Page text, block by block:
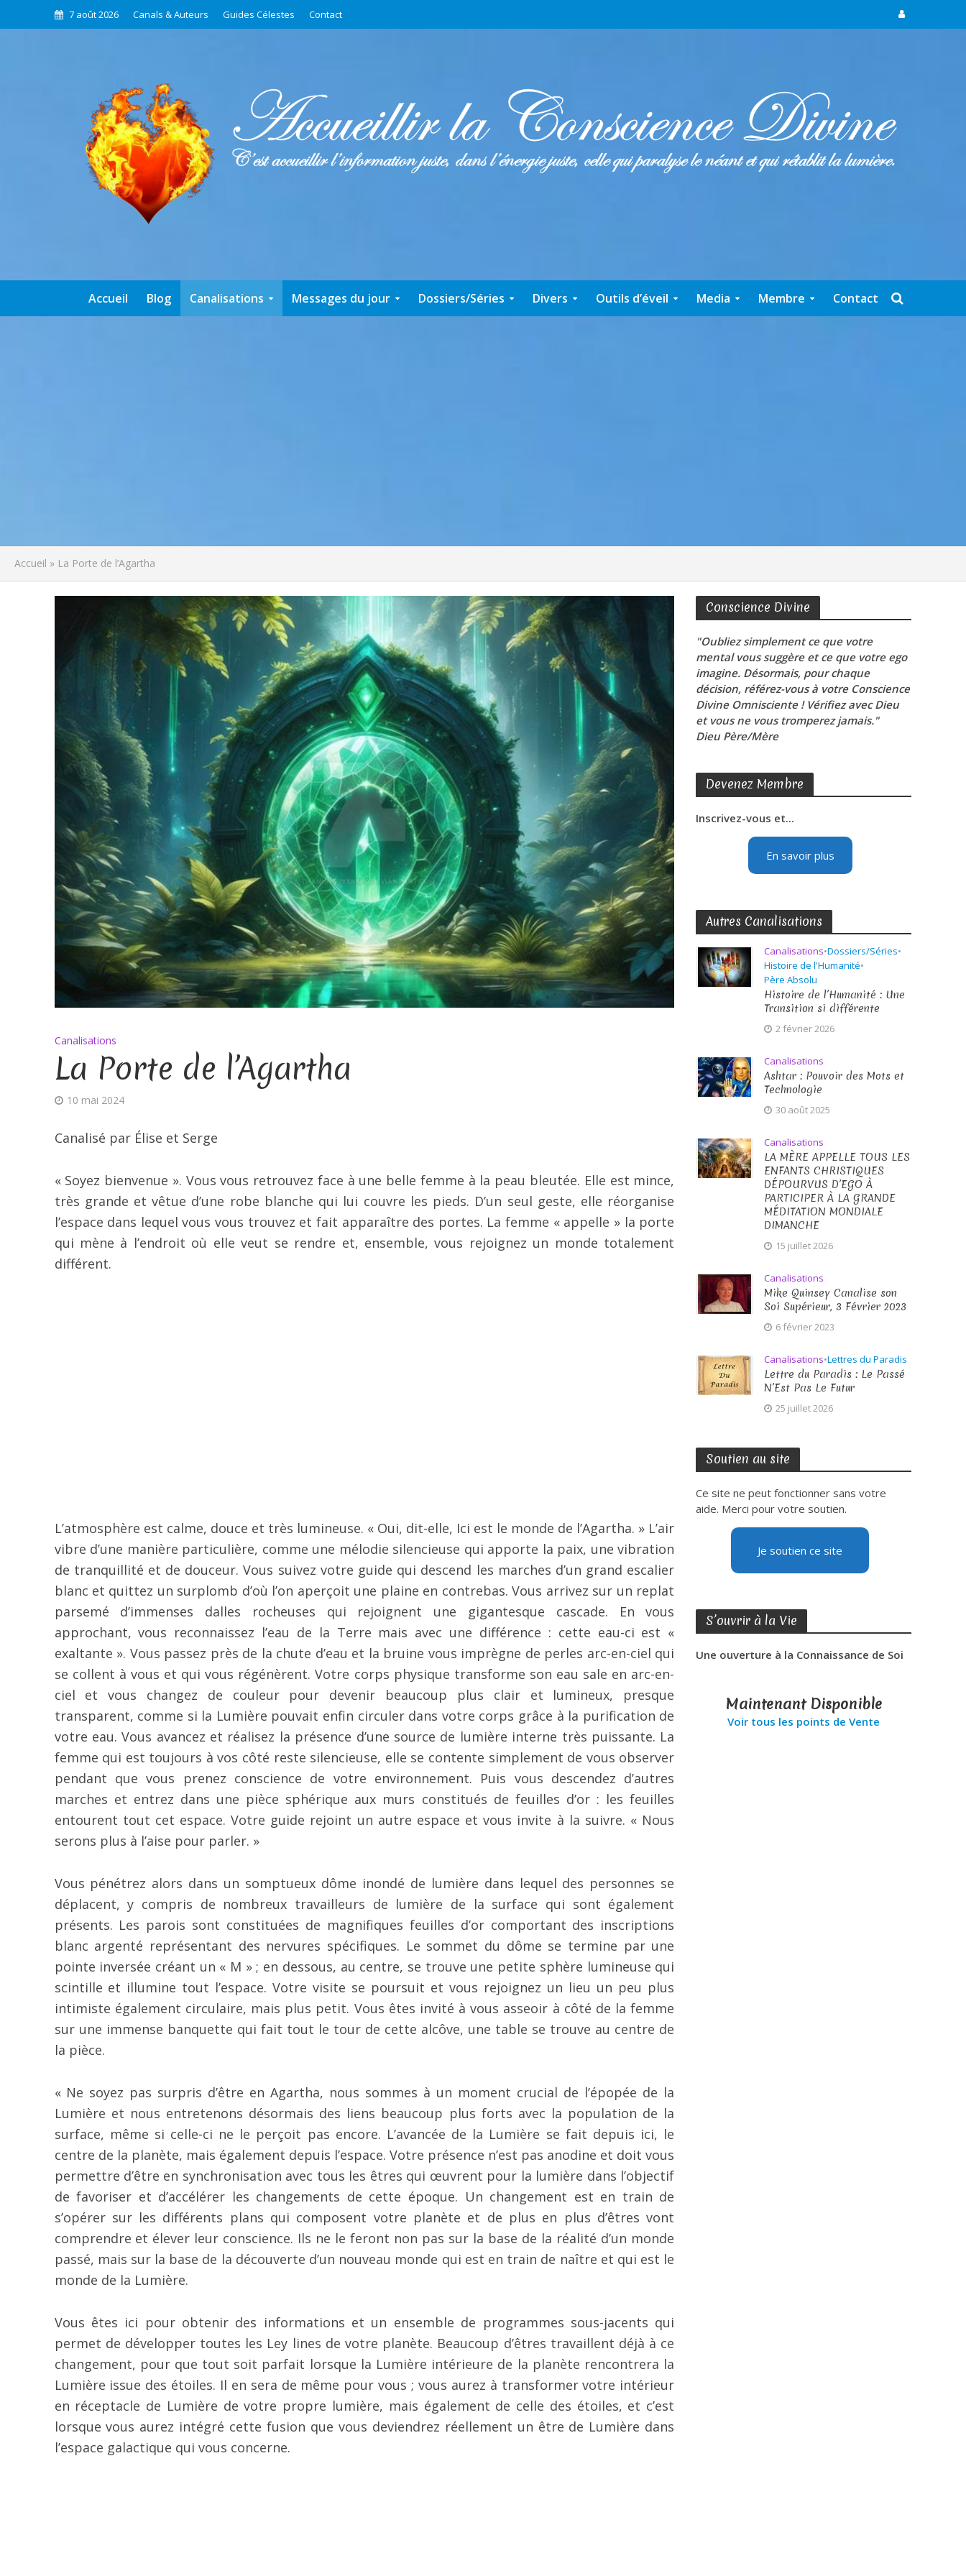
7 août 2026 Canals & Auteurs Guides Célestes Contact
Accueil Blog Canalisations Messages du jour Dossiers/Séries Divers Outils d’éveil Media Membre Contact
Accueil » La Porte de l’Agartha
Canalisations
La Porte de l’Agartha
10 mai 2024
Canalisé par Élise et Serge
« Soyez bienvenue ». Vous vous retrouvez face à une belle femme à la peau bleutée. Elle est mince,
très grande et vêtue d’une robe blanche qui lui couvre les pieds. D’un seul geste, elle réorganise
l’espace dans lequel vous vous trouvez et fait apparaître des portes. La femme « appelle » la porte
qui mène à l’endroit où elle veut se rendre et, ensemble, vous rejoignez un monde totalement
différent.
L’atmosphère est calme, douce et très lumineuse. « Oui, dit-elle, Ici est le monde de l’Agartha. » L’air
vibre d’une manière particulière, comme une mélodie silencieuse qui apporte la paix, une vibration
de tranquillité et de douceur. Vous suivez votre guide qui descend les marches d’un grand escalier
blanc et quittez un surplomb d’où l’on aperçoit une plaine en contrebas. Vous arrivez sur un replat
parsemé d’immenses dalles rocheuses qui rejoignent une gigantesque cascade. En vous
approchant, vous reconnaissez l’eau de la Terre mais avec une différence : cette eau-ci est «
exaltante ». Vous passez près de la chute d’eau et la bruine vous imprègne de perles arc-en-ciel qui
se collent à vous et qui vous régénèrent. Votre corps physique transforme son eau sale en arc-en-
ciel et vous changez de couleur pour devenir beaucoup plus clair et lumineux, presque
transparent, comme si la Lumière pouvait enfin circuler dans votre corps grâce à la purification de
votre eau. Vous avancez et réalisez la présence d’une source de lumière interne très puissante. La
femme qui est toujours à vos côté reste silencieuse, elle se contente simplement de vous observer
pendant que vous prenez conscience de votre environnement. Puis vous descendez d’autres
marches et entrez dans une pièce sphérique aux murs constitués de feuilles d’or : les feuilles
entourent tout cet espace. Votre guide rejoint un autre espace et vous invite à la suivre. « Nous
serons plus à l’aise pour parler. »
Vous pénétrez alors dans un somptueux dôme inondé de lumière dans lequel des personnes se
déplacent, y compris de nombreux travailleurs de lumière de la surface qui sont également
présents. Les parois sont constituées de magnifiques feuilles d’or comportant des inscriptions
blanc argenté représentant des nervures spécifiques. Le sommet du dôme se termine par une
pointe inversée créant un « M » ; en dessous, au centre, se trouve une petite sphère lumineuse qui
scintille et illumine tout l’espace. Votre visite se poursuit et vous rejoignez un lieu un peu plus
intimiste également circulaire, mais plus petit. Vous êtes invité à vous asseoir à côté de la femme
sur une immense banquette qui fait tout le tour de cette alcôve, une table se trouve au centre de
la pièce.
« Ne soyez pas surpris d’être en Agartha, nous sommes à un moment crucial de l’épopée de la
Lumière et nous entretenons désormais des liens beaucoup plus forts avec la population de la
surface, même si celle-ci ne le perçoit pas encore. L’avancée de la Lumière se fait depuis ici, le
centre de la planète, mais également depuis l’espace. Votre présence n’est pas anodine et doit vous
permettre d’être en synchronisation avec tous les êtres qui œuvrent pour la lumière dans l’objectif
de favoriser et d’accélérer les changements de cette époque. Un changement est en train de
s’opérer sur les différents plans qui composent votre planète et de plus en plus d’êtres vont
comprendre et élever leur conscience. Ils ne le feront non pas sur la base de la réalité d’un monde
passé, mais sur la base de la découverte d’un nouveau monde qui est en train de naître et qui est le
monde de la Lumière.
Vous êtes ici pour obtenir des informations et un ensemble de programmes sous-jacents qui
permet de développer toutes les Ley lines de votre planète. Beaucoup d’êtres travaillent déjà à ce
changement, pour que tout soit parfait lorsque la Lumière intérieure de la planète rencontrera la
Lumière issue des étoiles. Il en sera de même pour vous ; vous aurez à transformer votre intérieur
en réceptacle de Lumière de votre propre lumière, mais également de celle des étoiles, et c’est
lorsque vous aurez intégré cette fusion que vous deviendrez réellement un être de Lumière dans
l’espace galactique qui vous concerne.
Conscience Divine
"Oubliez simplement ce que votre
mental vous suggère et ce que votre ego
imagine. Désormais, pour chaque
décision, référez-vous à votre Conscience
Divine Omnisciente ! Vérifiez avec Dieu
et vous ne vous tromperez jamais."
Dieu Père/Mère
Devenez Membre
Inscrivez-vous et...
En savoir plus
Autres Canalisations
Canalisations•Dossiers/Séries•
Histoire de l'Humanité•
Père Absolu
Histoire de l’Humanité : Une
Transition si différente
2 février 2026
Canalisations
Ashtar : Pouvoir des Mots et
Technologie
30 août 2025
Canalisations
LA MÈRE APPELLE TOUS LES
ENFANTS CHRISTIQUES
DÉPOURVUS D’EGO À
PARTICIPER À LA GRANDE
MÉDITATION MONDIALE
DIMANCHE
15 juillet 2026
Canalisations
Mike Quinsey Canalise son
Soi Supérieur, 3 Février 2023
6 février 2023
Canalisations•Lettres du Paradis
Lettre du Paradis : Le Passé
N’Est Pas Le Futur
25 juillet 2026
Soutien au site
Ce site ne peut fonctionner sans votre
aide. Merci pour votre soutien.
Je soutien ce site
S’ouvrir à la Vie
Une ouverture à la Connaissance de Soi
Maintenant Disponible
Voir tous les points de Vente